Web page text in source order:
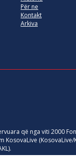
Për ne
Kontakt
Arkiva
që nga viti 2000
KosovaLive (KosovaLive/